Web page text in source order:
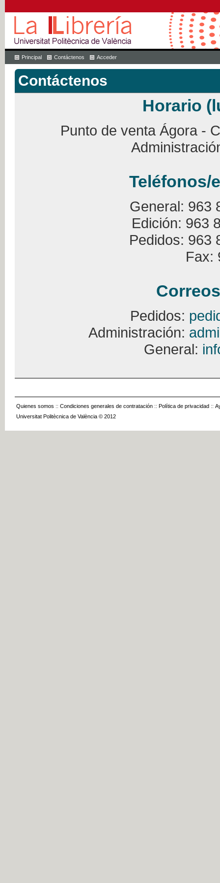
Principal Contáctenos Acceder
Contáctenos
Horario
Punto de venta Ágora -
Teléfonos/
General: 963
Edición: 963
Pedidos: 963
Fax:
Pedidos:
Administración:
General:
Quienes somos :: Condiciones generales de contratación :: Política de privacidad ::
Universitat Politècnica de València © 2012